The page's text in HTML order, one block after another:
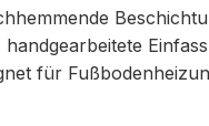
handgearbeitete
für